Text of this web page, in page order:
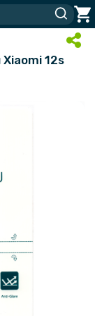
Xiaomi 12s